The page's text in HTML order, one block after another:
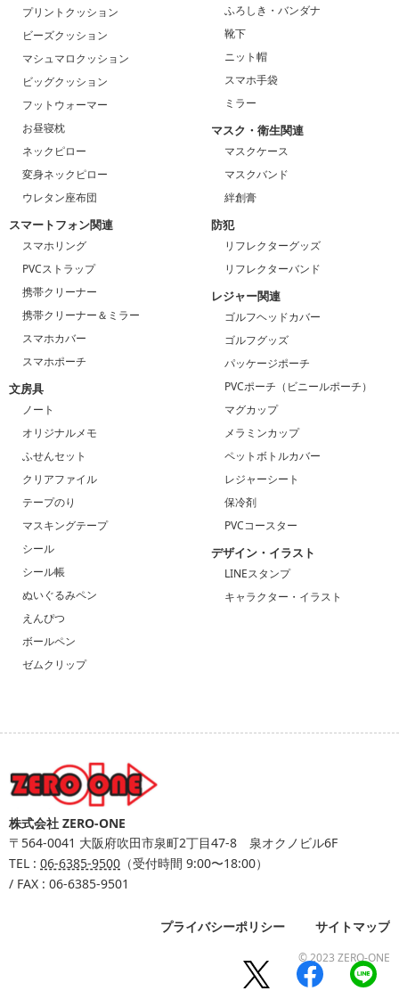
プリントクッション
ビーズクッション
マシュマロクッション
ビッグクッション
フットウォーマー
お昼寝枕
ネックピロー
変身ネックピロー
ウレタン座布団
スマートフォン関連
スマホリング
PVCストラップ
携帯クリーナー
携帯クリーナー＆ミラー
スマホカバー
スマホポーチ
文房具
ノート
オリジナルメモ
ふせんセット
クリアファイル
テープのり
マスキングテープ
シール
シール帳
ぬいぐるみペン
えんぴつ
ボールペン
ゼムクリップ
ふろしき・バンダナ
靴下
ニット帽
スマホ手袋
ミラー
マスク・衛生関連
マスクケース
マスクバンド
絆創膏
防犯
リフレクターグッズ
リフレクターバンド
レジャー関連
ゴルフヘッドカバー
ゴルフグッズ
パッケージポーチ
PVCポーチ（ビニールポーチ）
マグカップ
メラミンカップ
ペットボトルカバー
レジャーシート
保冷剤
PVCコースター
デザイン・イラスト
LINEスタンプ
キャラクター・イラスト
株式会社 ZERO-ONE
〒564-0041 大阪府吹田市泉町2丁目47-8 泉オクノビル6F
TEL : 06-6385-9500 （受付時間 9:00〜18:00）
/ FAX : 06-6385-9501
プライバシーポリシー サイトマップ
© 2023 ZERO-ONE